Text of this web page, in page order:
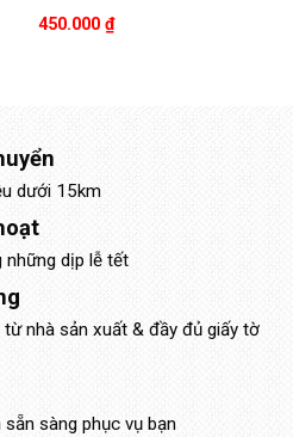
450.000 ₫
dưới 15km
những dịp lễ tết
nhà sản xuất & đầy đủ giấy tờ
sàng phục vụ bạn